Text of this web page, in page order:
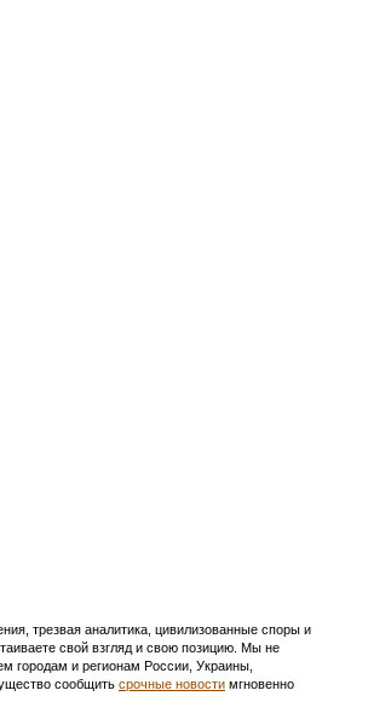
трезвая аналитика, цивилизованные споры и
свой взгляд и свою позицию. Мы не
городам и регионам России, Украины,
сообщить срочные новости мгновенно